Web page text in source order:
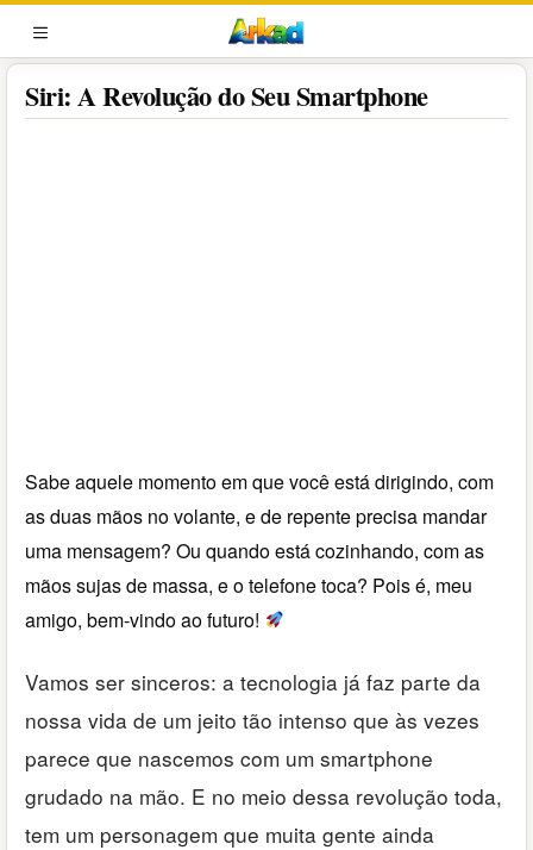
Pular
para
o
conteúdo
MENU
Siri: A Revolução do Seu Smartphone
Sabe aquele momento em que você está dirigindo, com
as duas mãos no volante, e de repente precisa mandar
uma mensagem? Ou quando está cozinhando, com as
mãos sujas de massa, e o telefone toca? Pois é, meu
amigo, bem-vindo ao futuro!
Vamos ser sinceros: a tecnologia já faz parte da
nossa vida de um jeito tão intenso que às vezes
parece que nascemos com um smartphone
grudado na mão. E no meio dessa revolução toda,
tem um personagem que muita gente ainda